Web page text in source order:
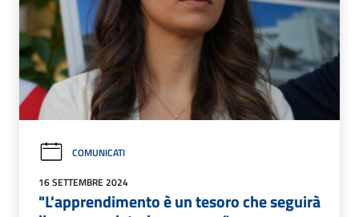
COMUNICATI
16 SETTEMBRE 2024
"L'apprendimento è un tesoro che seguirà